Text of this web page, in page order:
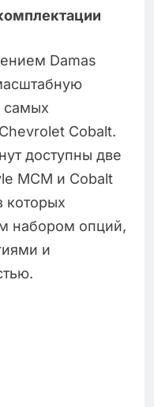
Damas
самых
Cobalt.
доступны две
MCM и Cobalt
которых
набором опций,
и